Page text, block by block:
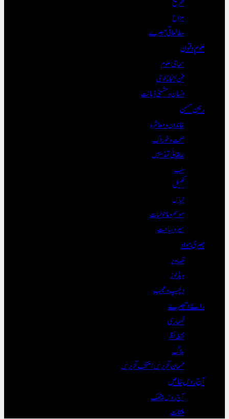
مزاح
مطالعاتی تبصرے
علوم و فنون
سماجی علوم
فن/ٹیکنالوجی
انسان و مشینی ذہانت
رہن سہن
خاندان و معاشرہ
صحت و خوراک
علاقائی تہذیبیں
طب
کھیل
لباس
موسم و ماحولیات
سیر و سیاحت
بصری مواد
تصاویر
ویڈیوز
دلچسپ و عجیب
رائے و تبصرے
لکھاری
نقطہ نظر
بلاگ
مہمان تحریریں / منتخب تحریریں
آج روس خاص
آج روس بیٹھک
ملقات